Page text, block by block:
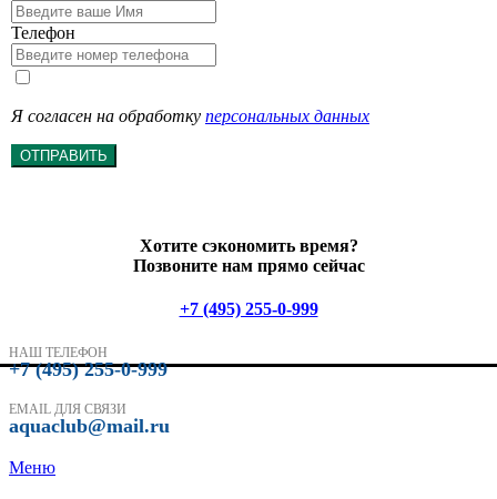
Телефон
Я согласен на обработку персональных данных
ОТПРАВИТЬ
Хотите сэкономить время?
Позвоните нам прямо сейчас
+7 (495) 255-0-999
НАШ ТЕЛЕФОН
+7 (495) 255-0-999
EMAIL ДЛЯ СВЯЗИ
aquaclub@mail.ru
Меню